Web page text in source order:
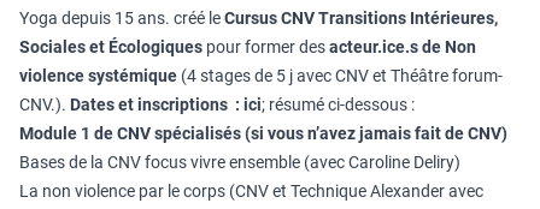
Yoga depuis 15 ans. créé leCursus CNV Transitions Intérieures,
Sociales et Écologiques pour former desacteur.ice.s de Non
violence systémique (4 stages de 5 j avec CNV et Théâtre forum-
CNV.). Dates et inscriptions : ici; résumé ci-dessous :
Module 1 de CNV spécialisés (si vous n’avez jamais fait de CNV)
Bases de la CNV focus vivre ensemble (avec Caroline Deliry)
La non violence par le corps (CNV et Technique Alexander avec